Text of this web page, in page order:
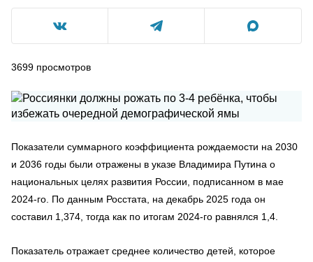
3699 просмотров
Показатели суммарного коэффициента рождаемости на 2030
и 2036 годы были отражены в указе Владимира Путина о
национальных целях развития России, подписанном в мае
2024-го. По данным Росстата, на декабрь 2025 года он
составил 1,374, тогда как по итогам 2024-го равнялся 1,4.
Показатель отражает среднее количество детей, которое